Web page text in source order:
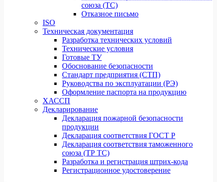
союза (ТС)
Отказное письмо
ISO
Техническая документация
Разработка технических условий
Технические условия
Готовые ТУ
Обоснование безопасности
Стандарт предприятия (СТП)
Руководства по эксплуатации (РЭ)
Оформление паспорта на продукцию
ХАССП
Декларирование
Декларация пожарной безопасности
продукции
Декларация соответствия ГОСТ Р
Декларация соответствия таможенного
союза (ТР ТС)
Разработка и регистрация штрих-кода
Регистрационное удостоверение